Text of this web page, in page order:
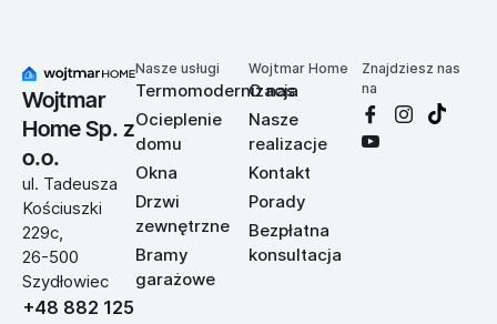
Wojtmar
Home Sp. z
o.o.
ul. Tadeusza
Kościuszki
229c,
26-500
Szydłowiec
+48 882 125
Nasze usługi
Termomodernizacja
Ocieplenie
domu
Okna
Drzwi
zewnętrzne
Bramy
garażowe
Wojtmar Home
O nas
Nasze
realizacje
Kontakt
Porady
Bezpłatna
konsultacja
Znajdziesz nas
na